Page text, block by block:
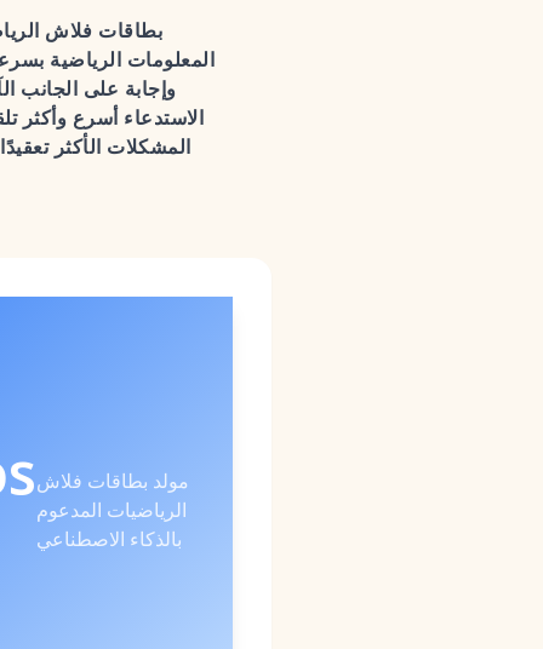
بطاقات فلاش
المعلومات الرياضية
وإجابة على الجانب
الاستدعاء أسرع وأكثر
المشكلات الأكثر
مولد بطاقات فلاش
الرياضيات المدعوم
بالذكاء الاصطناعي